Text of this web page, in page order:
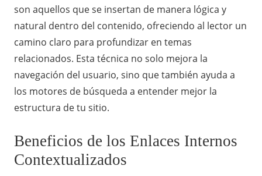
son aquellos que se insertan de manera lógica y
natural dentro del contenido, ofreciendo al lector un
camino claro para profundizar en temas
relacionados. Esta técnica no solo mejora la
navegación del usuario, sino que también ayuda a
los motores de búsqueda a entender mejor la
estructura de tu sitio.
Beneficios de los Enlaces Internos
Contextualizados